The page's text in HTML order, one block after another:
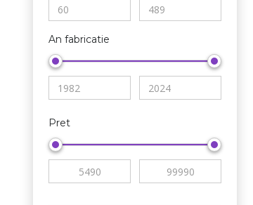
An fabricatie
Pret